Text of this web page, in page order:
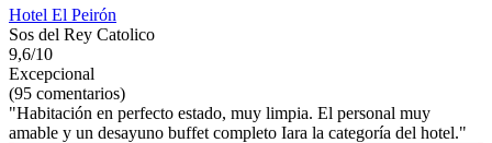
Hotel El Peirón
Sos del Rey Catolico
9,6/10
Excepcional
(95 comentarios)
"Habitación en perfecto estado, muy limpia. El personal muy
amable y un desayuno buffet completo Iara la categoría del hotel."